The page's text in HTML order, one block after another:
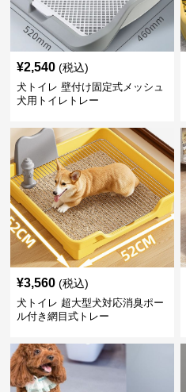
¥2,540 (税込)
犬トイレ 壁付け固定式メッシュ
犬用トイレトレー
¥3,560 (税込)
犬トイレ 超大型犬対応消臭ポー
ル付き網目式トレー